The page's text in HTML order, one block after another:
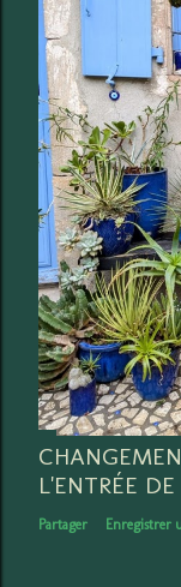
L'ENTRÉE
Partager Enregistrer